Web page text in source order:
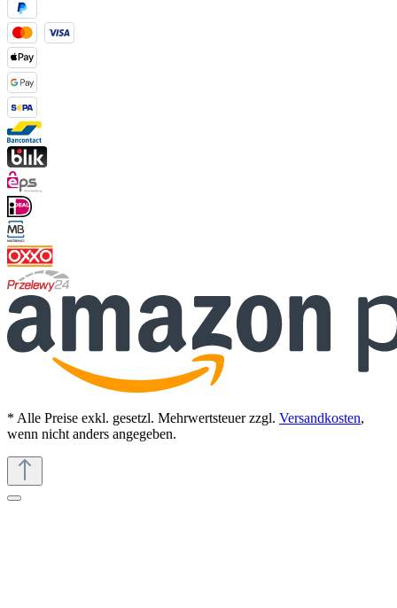
* Alle Preise exkl. gesetzl. Mehrwertsteuer zzgl. Versandkosten,
wenn nicht anders angegeben.